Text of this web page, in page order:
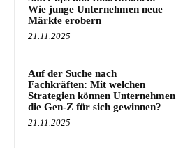
Wie junge Unternehmen neue
Märkte erobern
21.11.2025
Auf der Suche nach
Fachkräften: Mit welchen
Strategien können Unternehmen
die Gen-Z für sich gewinnen?
21.11.2025